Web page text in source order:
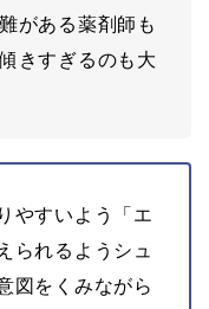
がある薬剤師も
きすぎるのも大
やすいよう「エ
られるようシュ
図をくみながら